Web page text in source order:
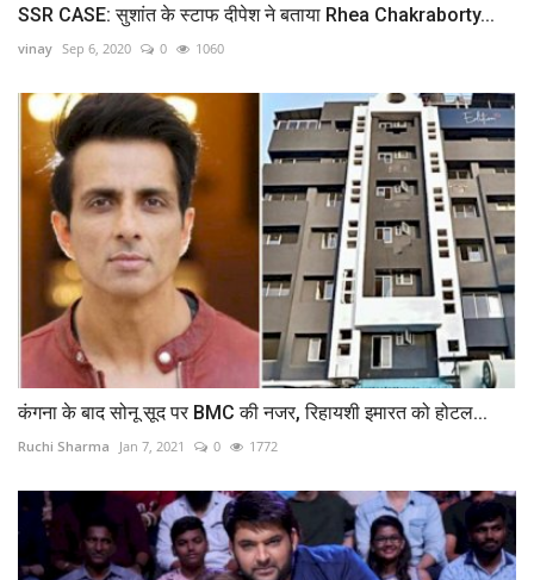
SSR CASE: सुशांत के स्टाफ दीपेश ने बताया Rhea Chakraborty...
vinay Sep 6, 2020 0 1060
कंगना के बाद सोनू सूद पर BMC की नजर, रिहायशी इमारत को होटल...
Ruchi Sharma Jan 7, 2021 0 1772